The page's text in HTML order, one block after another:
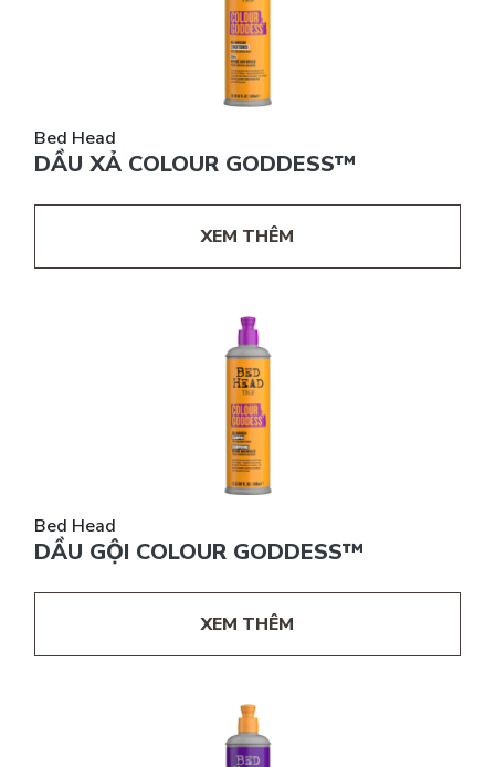
Bed Head
DẦU XẢ COLOUR GODDESS™
XEM THÊM
Bed Head
DẦU GỘI COLOUR GODDESS™
XEM THÊM